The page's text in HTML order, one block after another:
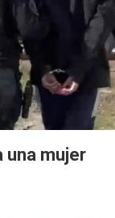
una mujer